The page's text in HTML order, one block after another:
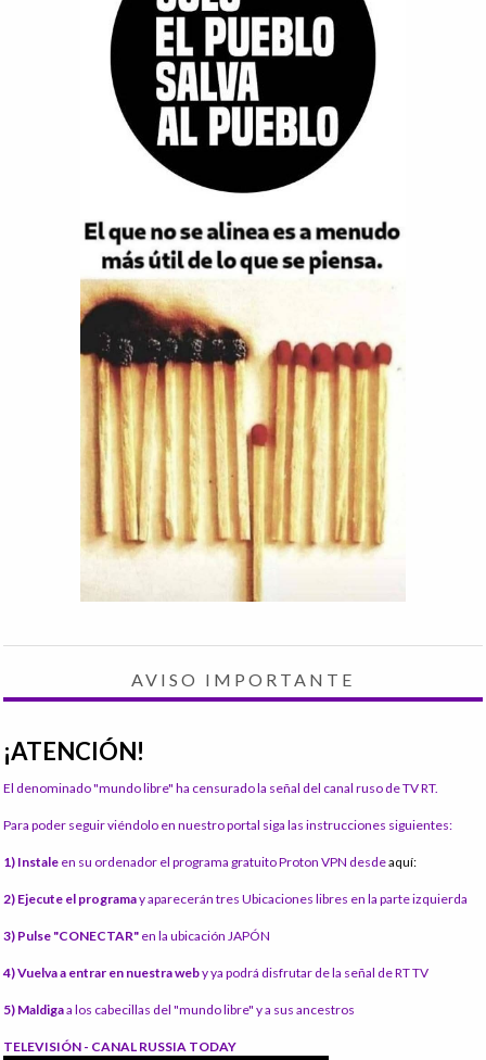
AVISO IMPORTANTE
¡ATENCIÓN!
El denominado "mundo libre" ha censurado la señal del canal ruso de TV RT.
Para poder seguir viéndolo en nuestro portal siga las instrucciones siguientes:
1) Instale en su ordenador el programa gratuito Proton VPN desdeaquí:
2) Ejecute el programay aparecerán tres Ubicaciones libres en la parte izquierda
3) Pulse "CONECTAR" en la ubicación JAPÓN
4) Vuelva a entrar en nuestra weby ya podrá disfrutar de la señal de RT TV
5) Maldigaa los cabecillas del "mundo libre" y a sus ancestros
TELEVISIÓN - CANAL RUSSIA TODAY